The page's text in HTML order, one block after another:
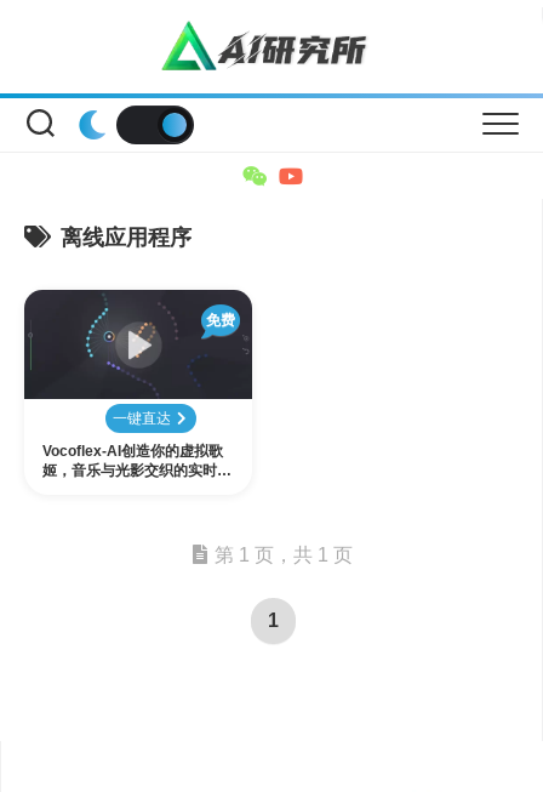
离线应用程序
免费
一键直达
Vocoflex-AI创造你的虚拟歌
姬，音乐与光影交织的实时歌
第 1 页，共 1 页
1